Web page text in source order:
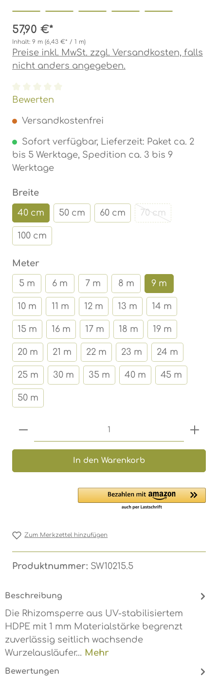
57,90 €*
Inhalt: 9 m (6,43 €* / 1 m)
Preise inkl. MwSt. zzgl. Versandkosten, falls
nicht anders angegeben.
Durchschnittliche Bewertung von 0 von 5
Bewerten
Versandkostenfrei
Sofort verfügbar, Lieferzeit: Paket ca. 2
bis 5 Werktage, Spedition ca. 3 bis 9
Werktage
Breiteauswählen
40 cm 50 cm 60 cm 70 cm(Diese Option
100 cm
Meterauswählen
5 m 6 m 7 m 8 m 9 m
10 m 11 m 12 m 13 m 14 m
15 m 16 m 17 m 18 m 19 m
20 m 21 m 22 m 23 m 24 m
25 m 30 m 35 m 40 m 45 m
50 m
Produkt Anzahl: Gib den
In den Warenkorb
Zum Merkzettel hinzufügen
Produktnummer: SW10215.5
Beschreibung
Die Rhizomsperre aus UV-stabilisiertem
HDPE mit 1 mm Materialstärke begrenzt
zuverlässig seitlich wachsende
Wurzelausläufer… Mehr
Bewertungen